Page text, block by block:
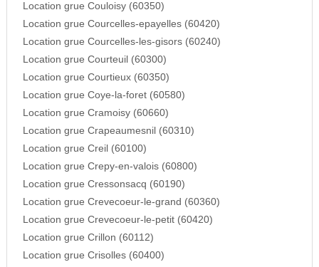
Location grue Couloisy (60350)
Location grue Courcelles-epayelles (60420)
Location grue Courcelles-les-gisors (60240)
Location grue Courteuil (60300)
Location grue Courtieux (60350)
Location grue Coye-la-foret (60580)
Location grue Cramoisy (60660)
Location grue Crapeaumesnil (60310)
Location grue Creil (60100)
Location grue Crepy-en-valois (60800)
Location grue Cressonsacq (60190)
Location grue Crevecoeur-le-grand (60360)
Location grue Crevecoeur-le-petit (60420)
Location grue Crillon (60112)
Location grue Crisolles (60400)